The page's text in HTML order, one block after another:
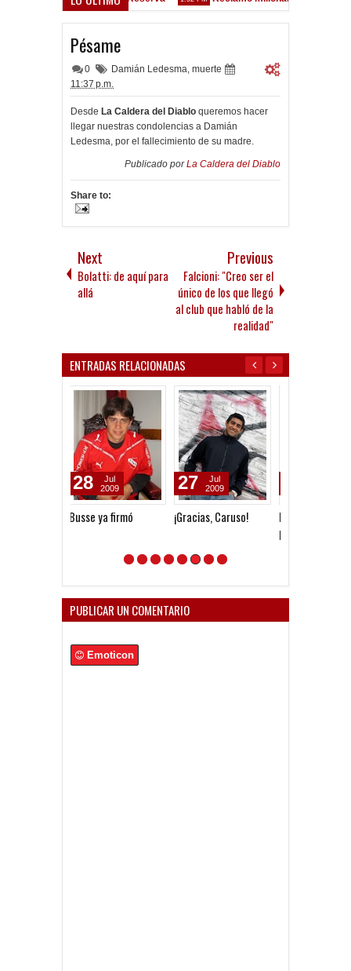
Pésame
0 Damián Ledesma, muerte
11:37 p.m.
Desde La Caldera del Diablo queremos hacer
llegar nuestras condolencias a Damián
Ledesma, por el fallecimiento de su madre.
Publicado porLa Caldera del Diablo
Share to:
Next
Bolatti: de aquí para
allá
Previous
Falcioni: "Creo ser el
único de los que llegó
al club que habló de la
realidad"
ENTRADAS RELACIONADAS
¡Gracias, Caruso!
27
Jul
2009
Pesar por Fernando
09
Jul
2026
PUBLICAR UN COMENTARIO
Emoticon